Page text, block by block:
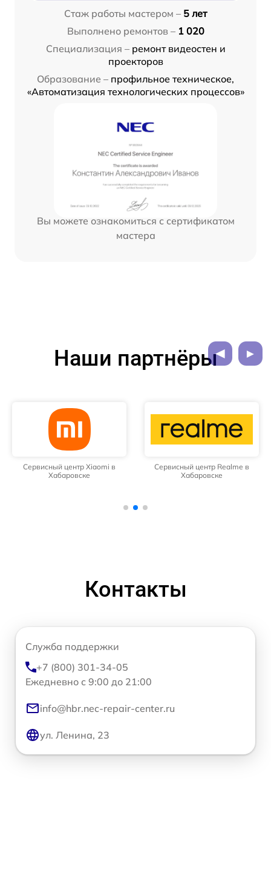
Стаж работы мастером – 5 лет
Выполнено ремонтов – 1 020
Специализация – ремонт видеостен и
проекторов
Образование – профильное техническое,
«Автоматизация технологических процессов»
Вы можете ознакомиться с сертификатом
мастера
Наши партнёры
Сервисный центр Xiaomi в
Хабаровске
Сервисный центр Realme в
Хабаровске
Контакты
Служба поддержки
+7 (800) 301-34-05
Ежедневно с 9:00 до 21:00
info@hbr.nec-repair-center.ru
ул. Ленина, 23